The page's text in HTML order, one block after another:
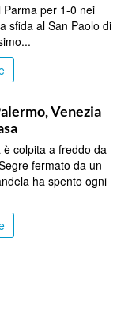
per 1-0 nei
sfida al San Paolo di
Venezia
colpita a freddo da
fermato da un
ha spento ogni